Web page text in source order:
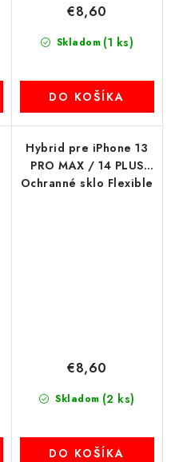
Skladom (1 ks)
€8,60
DO KOŠÍKA
Hybrid pre iPhone 13
PRO MAX / 14 PLUS
Ochranné sklo Flexible
Skladom (2 ks)
€8,60
DO KOŠÍKA